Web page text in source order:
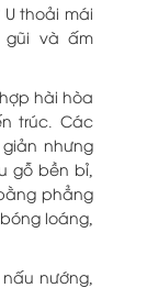
thoải mái
gũi và ấm
hài hòa
trúc. Các
nhưng
gỗ bền bỉ,
phẳng
loáng,
nướng,